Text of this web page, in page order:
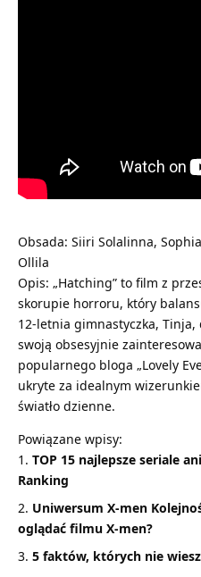
Obsada: Siiri Solalinna,
Ollila
Opis: „Hatching” to film z
skorupie horroru, który
12-letnia gimnastyczka,
swoją obsesyjnie
popularnego bloga „Lovely
ukryte za idealnym
światło dzienne.
Powiązane wpisy:
TOP 15 najlepsze seriale
Ranking
Uniwersum X-men
oglądać filmu X-men?
5 faktów, których nie